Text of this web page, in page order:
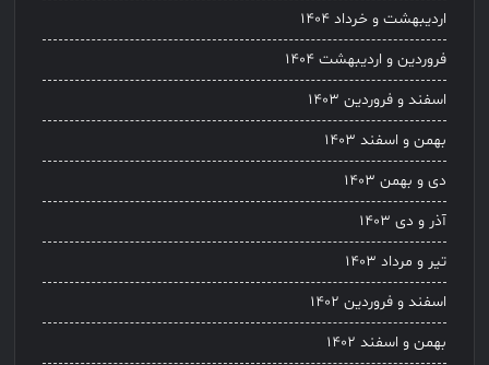
اردیبهشت و خرداد ۱۴۰۴
فروردین و اردیبهشت ۱۴۰۴
اسفند و فروردین ۱۴۰۳
بهمن و اسفند ۱۴۰۳
دی و بهمن ۱۴۰۳
آذر و دی ۱۴۰۳
تیر و مرداد ۱۴۰۳
اسفند و فروردین ۱۴۰۲
بهمن و اسفند ۱۴۰۲